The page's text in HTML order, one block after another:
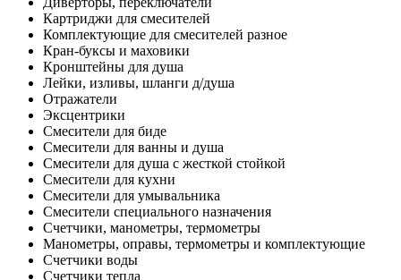
Картриджи для смесителей
Комплектующие для смесителей разное
Кран-буксы и маховики
Кронштейны для душа
Лейки, изливы, шланги д/душа
Отражатели
Эксцентрики
Смесители для биде
Смесители для ванны и душа
Смесители для душа с жесткой стойкой
Смесители для кухни
Смесители для умывальника
Смесители специального назначения
Счетчики, манометры, термометры
Манометры, оправы, термометры и комплектующие
Счетчики воды
Счетчики тепла